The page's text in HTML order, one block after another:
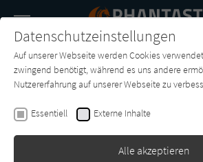
SUCHE
Buch-
Entdecker
Forum
Lin Carter
Tolkiens Universum
Erschienen: Januar 2002 1
Datenschutzeinstellungen
Auf unserer Webseite werden Cookies
zwingend benötigt, während es uns andere
Nutzererfahrung auf unserer Webseite zu
Essentiell Externe Inhalte
Alle akzeptieren